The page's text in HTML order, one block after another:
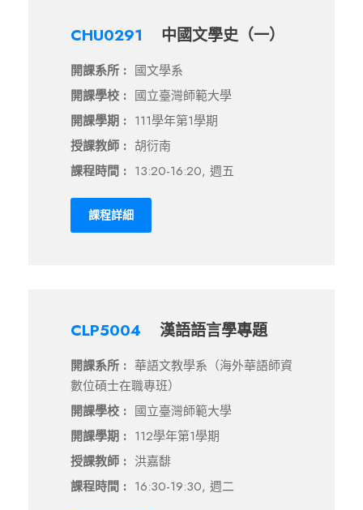
CHU0291 中國文學史（一）
開課系所 : 國文學系
開課學校 : 國立臺灣師範大學
開課學期 : 111學年第1學期
授課教師 : 胡衍南
課程時間 : 13:20-16:20, 週五
課程詳細
CLP5004 漢語語言學專題
開課系所 : 華語文教學系（海外華語師資
數位碩士在職專班）
開課學校 : 國立臺灣師範大學
開課學期 : 112學年第1學期
授課教師 : 洪嘉馡
課程時間 : 16:30-19:30, 週二